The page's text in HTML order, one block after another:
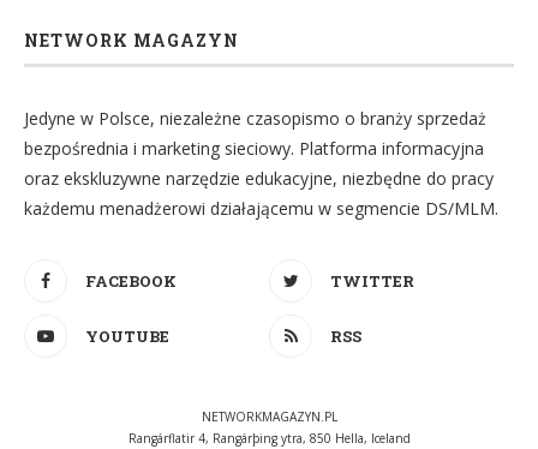
NETWORK MAGAZYN
Jedyne w Polsce, niezależne czasopismo o branży sprzedaż
bezpośrednia i marketing sieciowy. Platforma informacyjna
oraz ekskluzywne narzędzie edukacyjne, niezbędne do pracy
każdemu menadżerowi działającemu w segmencie DS/MLM.
FACEBOOK TWITTER
YOUTUBE RSS
NETWORKMAGAZYN.PL
Rangárflatir 4, Rangárþing ytra, 850 Hella, Iceland